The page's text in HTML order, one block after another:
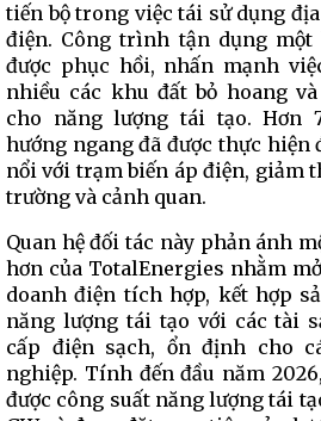
tiến bộ trong việc tái sử dụng
điện. Công trình tận dụng một
được phục hồi, nhấn mạnh
nhiều các khu đất bỏ hoang
cho năng lượng tái tạo. Hơn
hướng ngang đã được thực hiện
nổi với trạm biến áp điện, giảm
trường và cảnh quan.
Quan hệ đối tác này phản ánh
hơn của TotalEnergies nhằm
doanh điện tích hợp, kết hợp
năng lượng tái tạo với các tài
cấp điện sạch, ổn định cho
nghiệp. Tính đến đầu năm
được công suất năng lượng tái